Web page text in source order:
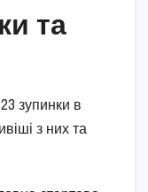
та
зупинки в
з них та